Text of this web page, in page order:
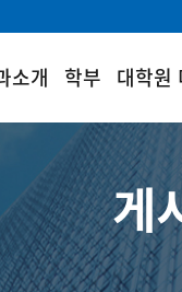
소개 학부 대학원
게